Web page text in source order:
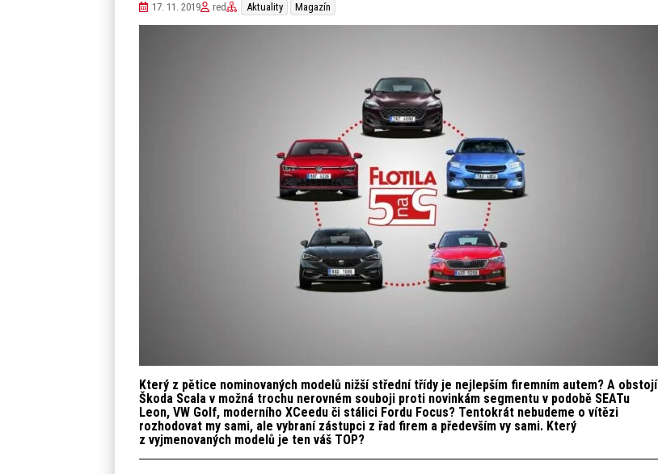
17. 11. 2019 red Aktuality Magazín
Který z pětice nominovaných modelů nižší střední třídy je nejlepším firemním autem? A obstojí
Škoda Scala v možná trochu nerovném souboji proti novinkám segmentu v podobě SEATu
Leon, VW Golf, moderního XCeedu či stálici Fordu Focus? Tentokrát nebudeme o vítězi
rozhodovat my sami, ale vybraní zástupci z řad firem a především vy sami. Který
z vyjmenovaných modelů je ten váš TOP?